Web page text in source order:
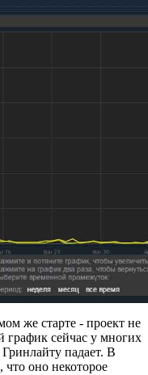
же старте - проект не
график сейчас у многих
падает. В
что оно некоторое